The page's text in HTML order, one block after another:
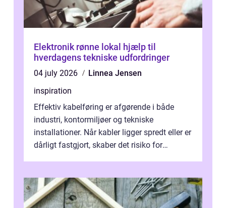
Elektronik rønne lokal hjælp til
hverdagens tekniske udfordringer
04 july 2026
Linnea Jensen
inspiration
Effektiv kabelføring er afgørende i både
industri, kontormiljøer og tekniske
installationer. Når kabler ligger spredt eller er
dårligt fastgjort, skaber det risiko for